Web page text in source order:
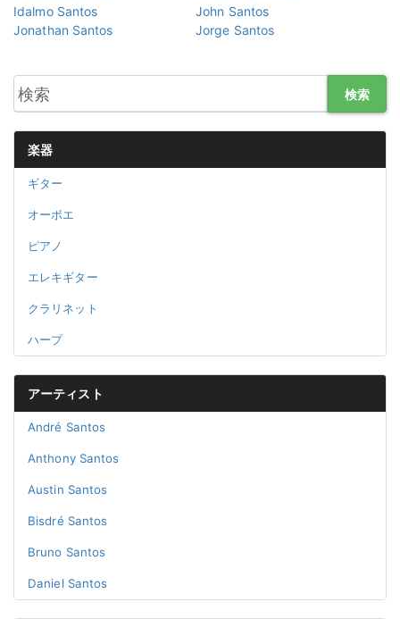
Idalmo Santos
John Santos
Jonathan Santos
Jorge Santos
検索
楽器
ギター
オーボエ
ピアノ
エレキギター
クラリネット
ハープ
アーティスト
André Santos
Anthony Santos
Austin Santos
Bisdré Santos
Bruno Santos
Daniel Santos